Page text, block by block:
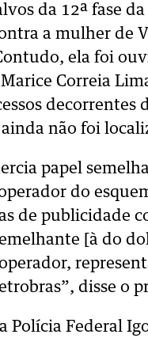
da 12ª fase
a mulher de
ela foi
Correia
não foi
papel
do
de publicidade
[à do
disse o
Polícia Federal